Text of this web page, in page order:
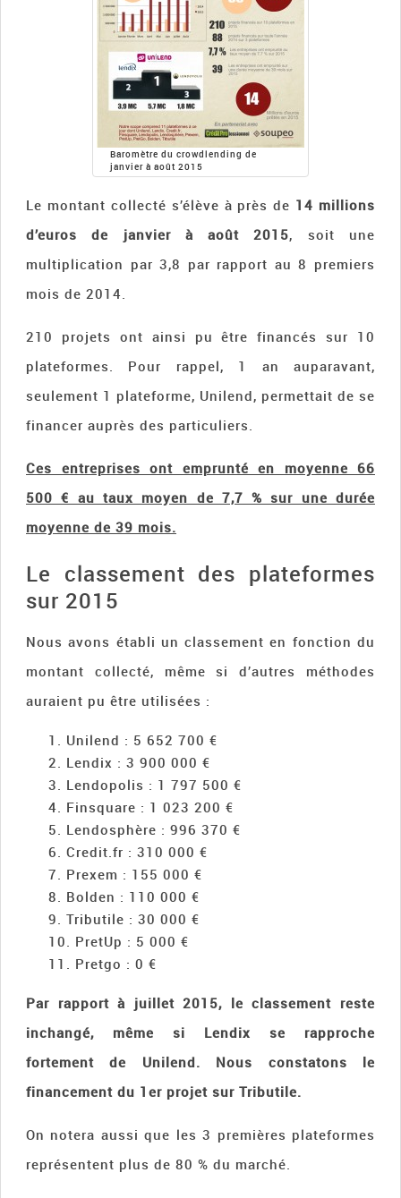
Baromètre du crowdlending de
janvier à août 2015
Le montant collecté s’élève à près de 14 millions
d’euros de janvier à août 2015, soit une
multiplication par 3,8 par rapport au 8 premiers
mois de 2014.
210 projets ont ainsi pu être financés sur 10
plateformes. Pour rappel, 1 an auparavant,
seulement 1 plateforme, Unilend, permettait de se
financer auprès des particuliers.
Ces entreprises ont emprunté en moyenne 66
500 € au taux moyen de 7,7 % sur une durée
moyenne de 39 mois.
Le classement des plateformes
sur 2015
Nous avons établi un classement en fonction du
montant collecté, même si d’autres méthodes
auraient pu être utilisées :
Unilend : 5 652 700 €
Lendix : 3 900 000 €
Lendopolis : 1 797 500 €
Finsquare : 1 023 200 €
Lendosphère : 996 370 €
Credit.fr : 310 000 €
Prexem : 155 000 €
Bolden : 110 000 €
Tributile : 30 000 €
PretUp : 5 000 €
Pretgo : 0 €
Par rapport à juillet 2015, le classement reste
inchangé, même si Lendix se rapproche
fortement de Unilend. Nous constatons le
financement du 1er projet sur Tributile.
On notera aussi que les 3 premières plateformes
représentent plus de 80 % du marché.